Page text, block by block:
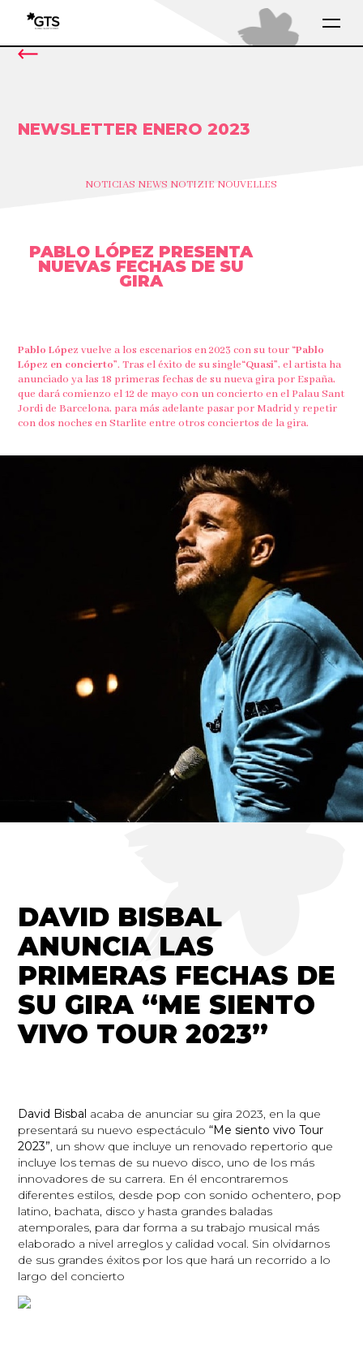
NEWSLETTER ENERO 2023
NOTICIAS NEWS NOTIZIE NOUVELLES
PABLO LÓPEZ PRESENTA
NUEVAS FECHAS DE SU
GIRA
Pablo López vuelve a los escenarios en 2023 con su tour “Pablo
López en concierto”. Tras el éxito de su single“Quasi”, el artista ha
anunciado ya las 18 primeras fechas de su nueva gira por España,
que dará comienzo el 12 de mayo con un concierto en el Palau Sant
Jordi de Barcelona, para más adelante pasar por Madrid y repetir
con dos noches en Starlite entre otros conciertos de la gira.
DAVID BISBAL
ANUNCIA LAS
PRIMERAS FECHAS DE
SU GIRA “ME SIENTO
VIVO TOUR 2023”
David Bisbal acaba de anunciar su gira 2023, en la que
presentará su nuevo espectáculo“Me siento vivo Tour
2023” , un show que incluye un renovado repertorio que
incluye los temas de su nuevo disco, uno de los más
innovadores de su carrera. En él encontraremos
diferentes estilos, desde pop con sonido ochentero, pop
latino, bachata, disco y hasta grandes baladas
atemporales, para dar forma a su trabajo musical más
elaborado a nivel arreglos y calidad vocal. Sin olvidarnos
de sus grandes éxitos por los que hará un recorrido a lo
largo del concierto